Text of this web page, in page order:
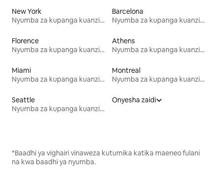
New York
Nyumba za kupanga kuanzia mwezi mmoja
Barcelona
Nyumba za kupanga kuanzia mwezi mmoja
Florence
Nyumba za kupanga kuanzia mwezi mmoja
Athens
Nyumba za kupanga kuanzia mwezi mmoja
Miami
Nyumba za kupanga kuanzia mwezi mmoja
Montreal
Nyumba za kupanga kuanzia mwezi mmoja
Seattle
Nyumba za kupanga kuanzia mwezi mmoja
Onyesha zaidi
*Baadhi ya vighairi vinaweza kutumika katika maeneo fulani
na kwa baadhi ya nyumba.